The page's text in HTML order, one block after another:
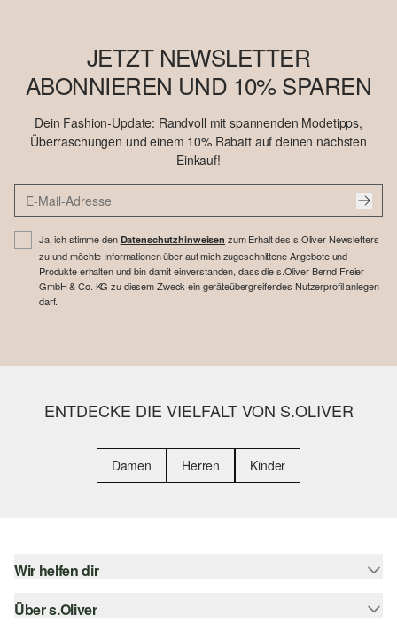
JETZT NEWSLETTER
ABONNIEREN UND 10% SPAREN
Dein Fashion-Update: Randvoll mit spannenden Modetipps,
Überraschungen und einem 10% Rabatt auf deinen nächsten
Einkauf!
Ja, ich stimme den Datenschutzhinweisen zum Erhalt des s.Oliver Newsletters
zu und möchte Informationen über auf mich zugeschnittene Angebote und
Produkte erhalten und bin damit einverstanden, dass die s.Oliver Bernd Freier
GmbH & Co. KG zu diesem Zweck ein geräteübergreifendes Nutzerprofil anlegen
darf.
ENTDECKE DIE VIELFALT VON S.OLIVER
Damen Herren Kinder
Wir helfen dir
Hilfe & FAQ
Über s.Oliver